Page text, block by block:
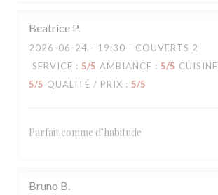
Beatrice P
2026-06-24 - 19:30 - COUVERTS 2
SERVICE : 5/5 AMBIANCE : 5/5 CUISINE
5/5 QUALITÉ / PRIX : 5/5
Parfait comme d’habitude
Bruno B